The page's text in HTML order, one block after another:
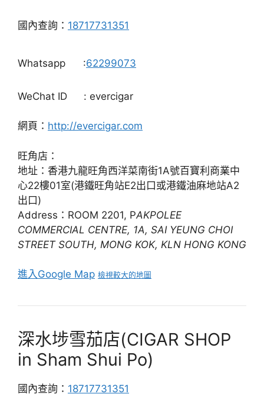
國內查詢： 18717731351
Whatsapp :62299073
WeChat ID : evercigar
網頁： http://evercigar.com
旺角店：
地址：香港九龍旺角西洋菜南街1A號百寶利商業中
心22樓01室(港鐵旺角站E2出口或港鐵油麻地站A2
出口)
Address：ROOM 2201, PAKPOLEE
COMMERCIAL CENTRE, 1A, SAI YEUNG CHOI
STREET SOUTH, MONG KOK, KLN HONG KONG
進入Google Map 檢視較大的地圖
深水埗雪茄店(CIGAR SHOP
in Sham Shui Po)
國內查詢： 18717731351